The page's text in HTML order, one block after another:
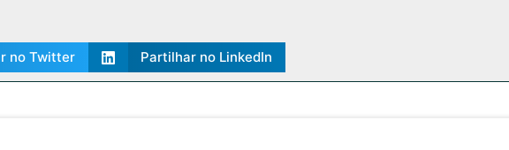
no Twitter Partilhar no LinkedIn